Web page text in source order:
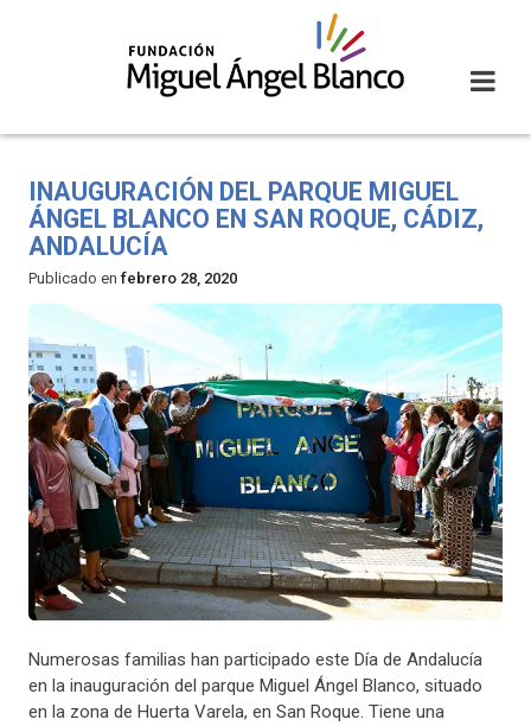
INAUGURACIÓN DEL PARQUE MIGUEL
ÁNGEL BLANCO EN SAN ROQUE, CÁDIZ,
ANDALUCÍA
Publicado en febrero 28, 2020
Numerosas familias han participado este Día de Andalucía
en la inauguración del parque Miguel Ángel Blanco, situado
en la zona de Huerta Varela, en San Roque. Tiene una